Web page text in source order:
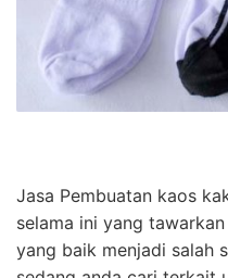
Jasa Pembuatan kaos
selama ini yang
yang baik menjadi salah